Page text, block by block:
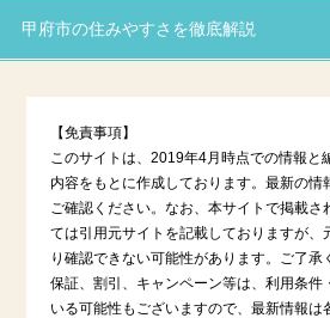
甲府市の住みやすさを徹底解説
【免責事項】
このサイトは、2019年4月時点での情報と
内容をもとに作成しております。最新の情
ご確認ください。なお、本サイトで掲載さ
ては引用元サイトを記載しておりますが、
り確認できない可能性があります。ご了承
保証、割引、キャンペーン等は、利用条件
いる可能性もございますので、最新情報は